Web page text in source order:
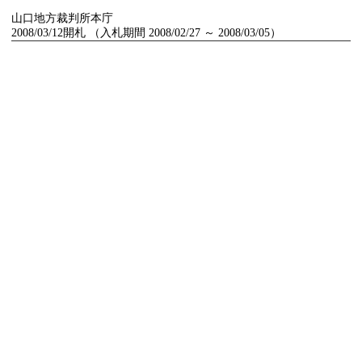
山口地方裁判所本庁
2008/03/12開札 （入札期間 2008/02/27 ～ 2008/03/05）